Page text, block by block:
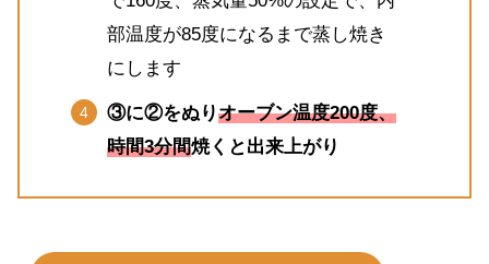
部温度が85度になるまで蒸し焼き
にします
③に②をぬりオーブン温度200度、
時間3分間焼くと出来上がり